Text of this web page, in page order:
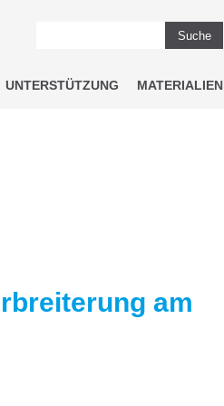
Suche
UNTERSTÜTZUNG MATERIALIEN
am